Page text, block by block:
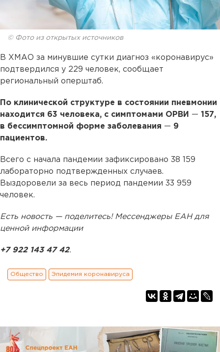
© Фото из открытых источников
В ХМАО за минувшие сутки диагноз «коронавирус»
подтвердился у 229 человек, сообщает
региональный оперштаб.
По клинической структуре в состоянии пневмонии
находится 63 человека, с симптомами ОРВИ — 157,
в бессимптомной форме заболевания — 9
пациентов.
Всего с начала пандемии зафиксировано 38 159
лабораторно подтвержденных случаев.
Выздоровели за весь период пандемии 33 959
человек.
Есть новость — поделитесь! Мессенджеры ЕАН для
ценной информации
+7 922 143 47 42.
Общество Эпидемия коронавируса